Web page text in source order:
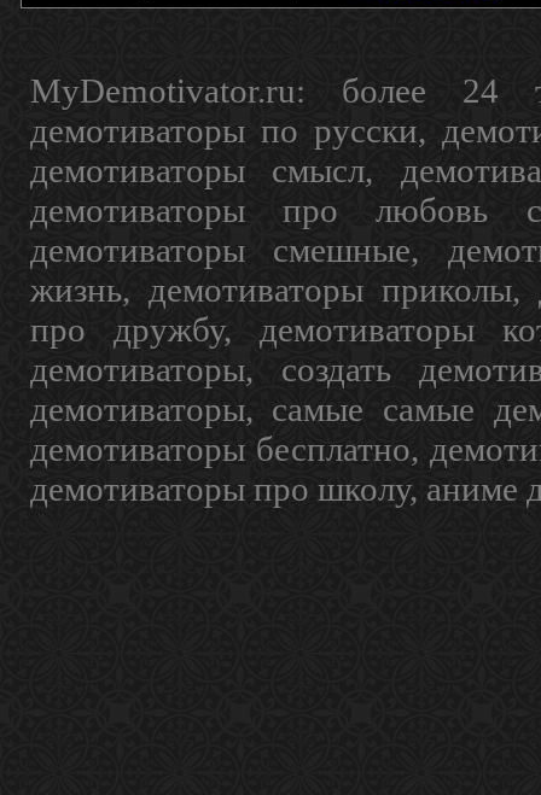
MyDemotivator.ru: более 24
демотиваторы по русски,
демотиваторы смысл,
демотиваторы про любовь
демотиваторы смешные,
жизнь, демотиваторы приколы,
про дружбу, демотиваторы
демотиваторы, создать
демотиваторы, самые самые
демотиваторы бесплатно,
демотиваторы про школу, аниме